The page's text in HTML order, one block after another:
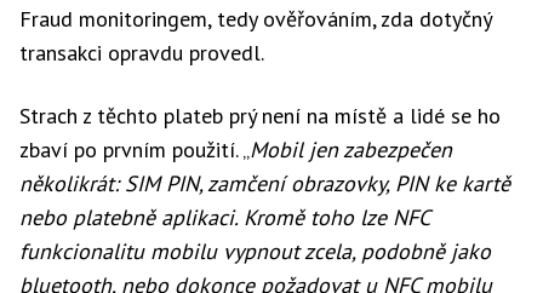
Fraud monitoringem, tedy ověřováním, zda dotyčný
transakci opravdu provedl.
Strach z těchto plateb prý není na místě a lidé se ho
zbaví po prvním použití. „Mobil jen zabezpečen
několikrát: SIM PIN, zamčení obrazovky, PIN ke kartě
nebo platebně aplikaci. Kromě toho lze NFC
funkcionalitu mobilu vypnout zcela, podobně jako
bluetooth, nebo dokonce požadovat u NFC mobilu